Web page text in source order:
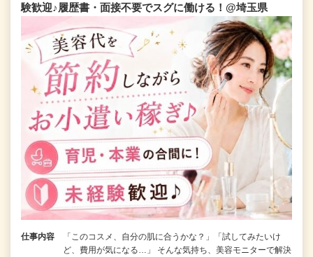
験歓迎♪履歴書・面接不要でスグに働ける！@埼玉県
仕事内容
「このコスメ、自分の肌に合うかな？」「試してみたいけ
ど、費用が気になる…」 そんな気持ち、美容モニターで解決